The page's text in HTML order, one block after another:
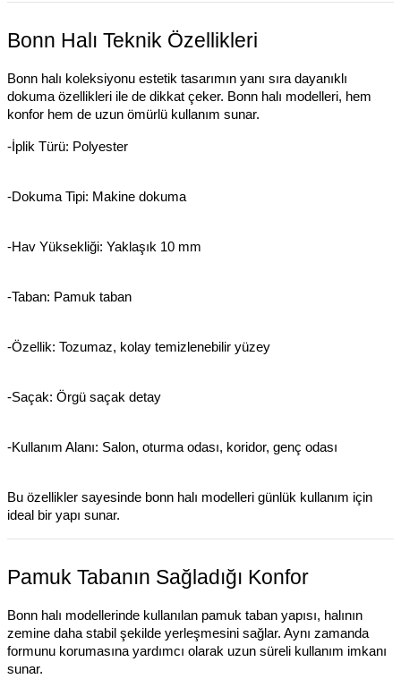
Bonn Halı Teknik Özellikleri
Bonn halı koleksiyonu estetik tasarımın yanı sıra dayanıklı
dokuma özellikleri ile de dikkat çeker. Bonn halı modelleri, hem
konfor hem de uzun ömürlü kullanım sunar.
-İplik Türü: Polyester
-Dokuma Tipi: Makine dokuma
-Hav Yüksekliği: Yaklaşık 10 mm
-Taban: Pamuk taban
-Özellik: Tozumaz, kolay temizlenebilir yüzey
-Saçak: Örgü saçak detay
-Kullanım Alanı: Salon, oturma odası, koridor, genç odası
Bu özellikler sayesinde bonn halı modelleri günlük kullanım için
ideal bir yapı sunar.
Pamuk Tabanın Sağladığı Konfor
Bonn halı modellerinde kullanılan pamuk taban yapısı, halının
zemine daha stabil şekilde yerleşmesini sağlar. Aynı zamanda
formunu korumasına yardımcı olarak uzun süreli kullanım imkanı
sunar.